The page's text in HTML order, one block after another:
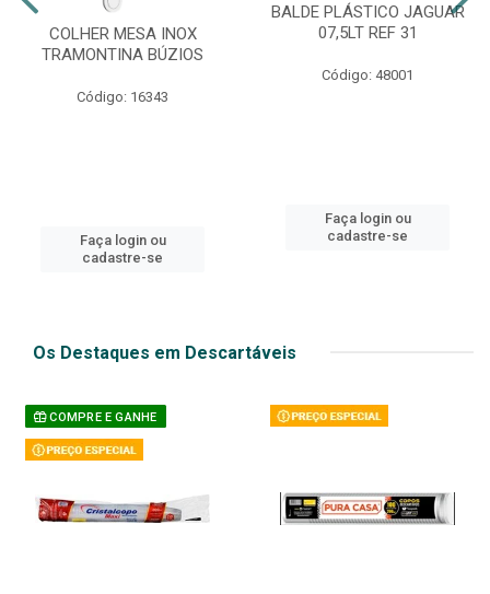
COLHER MESA INOX
TRAMONTINA BÚZIOS
Código: 16343
Faça login ou
cadastre-se
BALDE PLÁSTICO JAGUAR
07,5LT REF 31
Código: 48001
Faça login ou
cadastre-se
Os Destaques em Descartáveis
COMPRE E GANHE